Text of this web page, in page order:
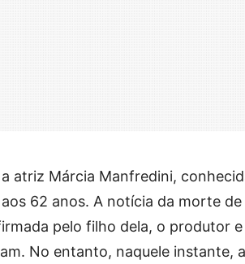
atriz Márcia Manfredini,
aos 62 anos. A notícia da morte
pelo filho dela, o produtor
No entanto, naquele instante,